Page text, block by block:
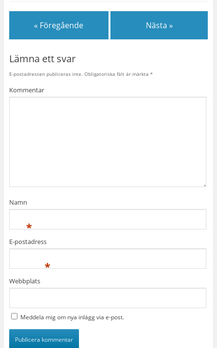
« Föregående Nästa »
Lämna ett svar
E-postadressen publiceras inte. Obligatoriska fält är märkta *
Kommentar
Namn
*
E-postadress
*
Webbplats
Meddela mig om nya inlägg via e-post.